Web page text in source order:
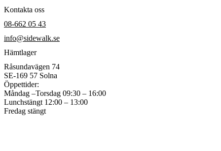
Kontakta oss
08-662 05 43
info@sidewalk.se
Hämtlager
Råsundavägen 74
SE-169 57 Solna
Öppettider:
Måndag –Torsdag 09:30 – 16:00
Lunchstängt 12:00 – 13:00
Fredag stängt